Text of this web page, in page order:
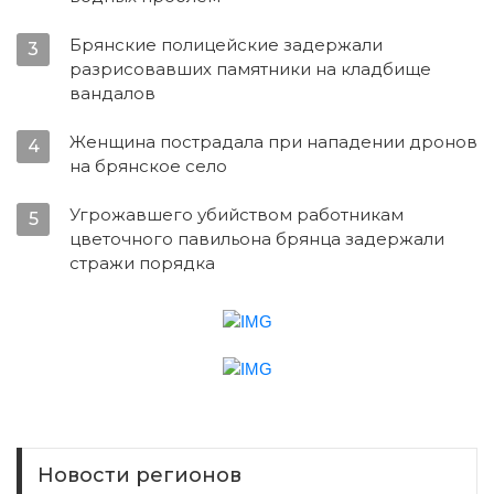
3
Брянские полицейские задержали
разрисовавших памятники на кладбище
вандалов
4
Женщина пострадала при нападении дронов
на брянское село
5
Угрожавшего убийством работникам
цветочного павильона брянца задержали
стражи порядка
Новости регионов